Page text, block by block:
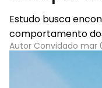
Estudo busca
comportamento
Autor Convidado mar